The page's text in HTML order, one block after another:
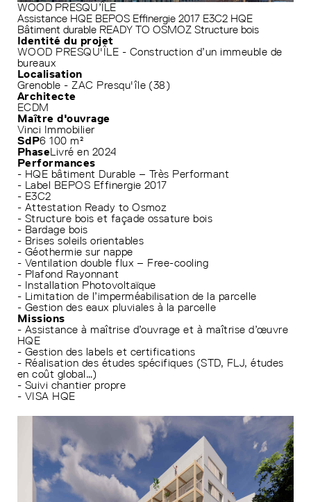
WOOD PRESQU’ÎLE
Assistance HQE BEPOS Effinergie 2017 E3C2 HQE
Bâtiment durable READY TO OSMOZ Structure bois
Identité du projet
WOOD PRESQU'ÎLE - Construction d’un immeuble de
bureaux
Localisation
Grenoble - ZAC Presqu'île (38)
Architecte
ECDM
Maître d'ouvrage
Vinci Immobilier
SdP6 100 m²
PhaseLivré en 2024
Performances
- HQE bâtiment Durable – Très Performant
- Label BEPOS Effinergie 2017
- E3C2
- Attestation Ready to Osmoz
- Structure bois et façade ossature bois
- Bardage bois
- Brises soleils orientables
- Géothermie sur nappe
- Ventilation double flux – Free-cooling
- Plafond Rayonnant
- Installation Photovoltaïque
- Limitation de l’imperméabilisation de la parcelle
- Gestion des eaux pluviales à la parcelle
Missions
- Assistance à maîtrise d’ouvrage et à maîtrise d’œuvre
HQE
- Gestion des labels et certifications
- Réalisation des études spécifiques (STD, FLJ, études
en coût global…)
- Suivi chantier propre
- VISA HQE